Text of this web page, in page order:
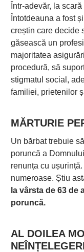
Într-adevăr, la
Întotdeauna a fost
creștin care decide
găsească un
majoritatea
procedură, să
stigmatul social,
familiei, prietenilor
MĂRTURIE
Un bărbat trebuie
poruncă a
renunța cu
numeroase. Știu
la vârsta de 63
poruncă.
AL DOILEA